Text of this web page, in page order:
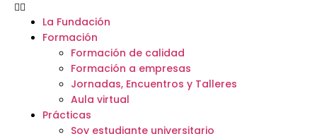
La Fundación
Formación
Formación de calidad
Formación a empresas
Jornadas, Encuentros y Talleres
Aula virtual
Prácticas
Soy estudiante universitario